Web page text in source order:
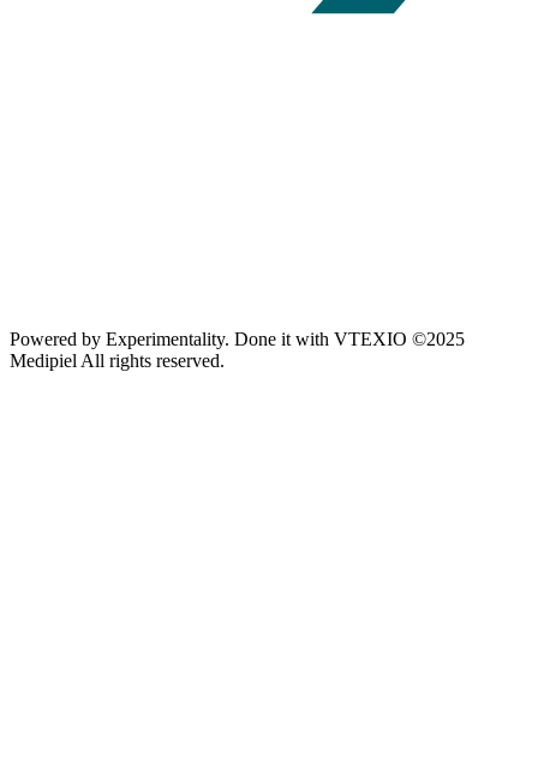
Powered by Experimentality. Done it with VTEXIO ©2025
Medipiel All rights reserved.